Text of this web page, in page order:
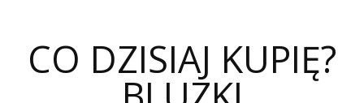
CO DZISIAJ KUPIĘ?